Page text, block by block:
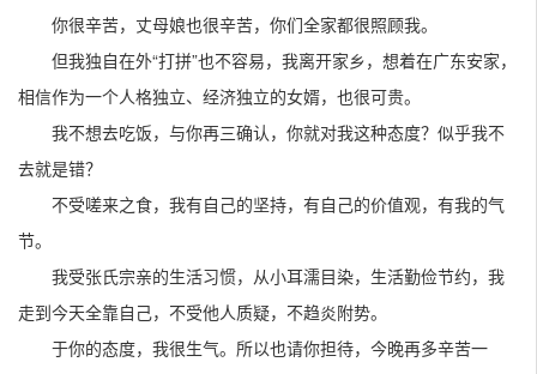
你很辛苦，丈母娘也很辛苦，你们全家都很照顾我。
但我独自在外“打拼”也不容易，我离开家乡，想着在广东安家，
相信作为一个人格独立、经济独立的女婿，也很可贵。
我不想去吃饭，与你再三确认，你就对我这种态度？似乎我不
去就是错？
不受嗟来之食，我有自己的坚持，有自己的价值观，有我的气
节。
我受张氏宗亲的生活习惯，从小耳濡目染，生活勤俭节约，我
走到今天全靠自己，不受他人质疑，不趋炎附势。
于你的态度，我很生气。所以也请你担待，今晚再多辛苦一